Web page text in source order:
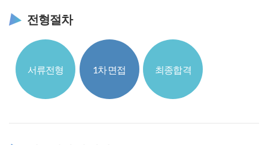
전형절차
서류전형 1차 면접 최종합격